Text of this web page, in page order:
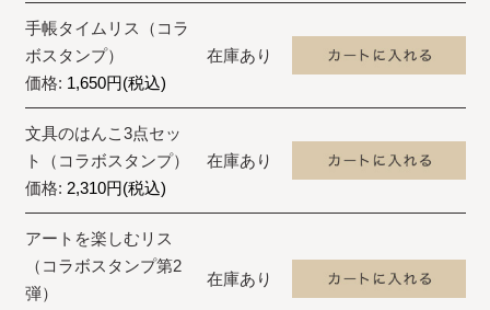
手帳タイムリス（コラ
ボスタンプ）
価格: 1,650円(税込)
在庫あり
文具のはんこ3点セッ
ト（コラボスタンプ）
価格: 2,310円(税込)
在庫あり
アートを楽しむリス
（コラボスタンプ第2
弾）
在庫あり